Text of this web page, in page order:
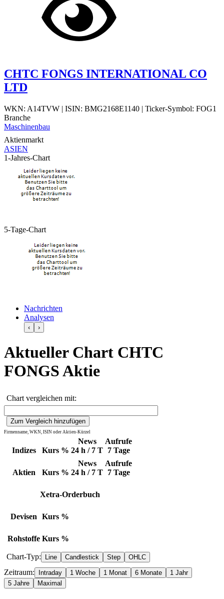
CHTC FONGS INTERNATIONAL CO
LTD
WKN: A14TVW | ISIN: BMG2168E1140 | Ticker-Symbol: FOG1
Branche
Maschinenbau
Aktienmarkt
ASIEN
1-Jahres-Chart
5-Tage-Chart
Nachrichten
Analysen
‹ ›
Aktueller Chart CHTC
FONGS Aktie
Chart vergleichen mit:
Firmenname, WKN, ISIN oder Aktien-Kürzel
Indizes Kurs %
News
24 h / 7 T
Aufrufe
7 Tage
Aktien Kurs %
News
24 h / 7 T
Aufrufe
7 Tage
Xetra-Orderbuch
Devisen Kurs %
Rohstoffe Kurs %
Chart-Typ:
Zeitraum: